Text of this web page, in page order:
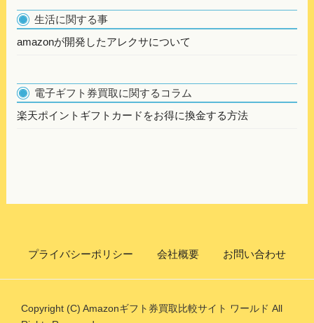
生活に関する事
amazonが開発したアレクサについて
電子ギフト券買取に関するコラム
楽天ポイントギフトカードをお得に換金する方法
プライバシーポリシー 会社概要 お問い合わせ
Copyright (C) Amazonギフト券買取比較サイト ワールド All